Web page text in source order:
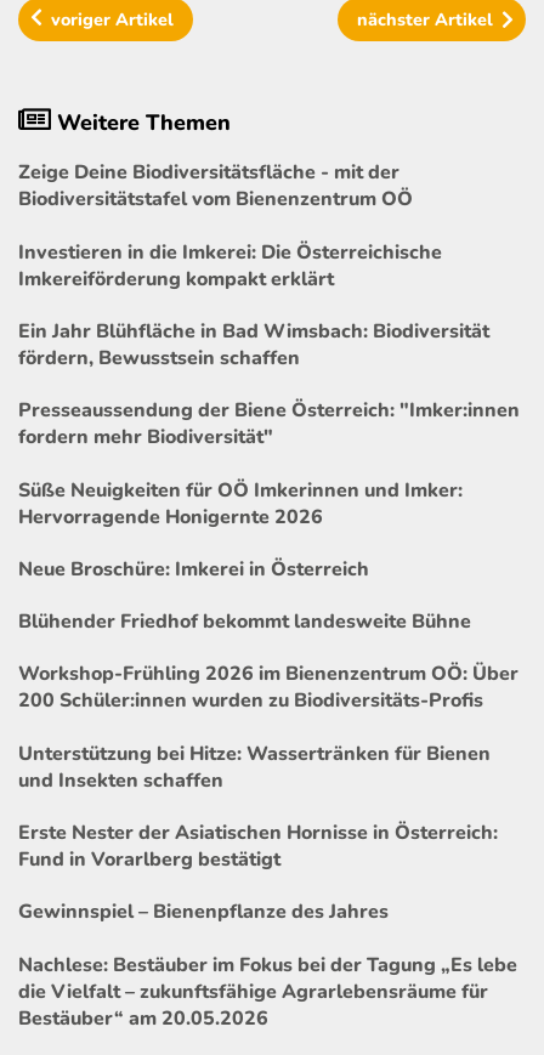
vorigerArtikel nächster Artikel
Weitere Themen
Zeige Deine Biodiversitätsfläche - mit der
Biodiversitätstafel vom Bienenzentrum OÖ
Investieren in die Imkerei: Die Österreichische
Imkereiförderung kompakt erklärt
Ein Jahr Blühfläche in Bad Wimsbach: Biodiversität
fördern, Bewusstsein schaffen
Presseaussendung der Biene Österreich: "Imker:innen
fordern mehr Biodiversität"
Süße Neuigkeiten für OÖ Imkerinnen und Imker:
Hervorragende Honigernte 2026
Neue Broschüre: Imkerei in Österreich
Blühender Friedhof bekommt landesweite Bühne
Workshop-Frühling 2026 im Bienenzentrum OÖ: Über
200 Schüler:innen wurden zu Biodiversitäts-Profis
Unterstützung bei Hitze: Wassertränken für Bienen
und Insekten schaffen
Erste Nester der Asiatischen Hornisse in Österreich:
Fund in Vorarlberg bestätigt
Gewinnspiel – Bienenpflanze des Jahres
Nachlese: Bestäuber im Fokus bei der Tagung „Es lebe
die Vielfalt – zukunftsfähige Agrarlebensräume für
Bestäuber“ am 20.05.2026